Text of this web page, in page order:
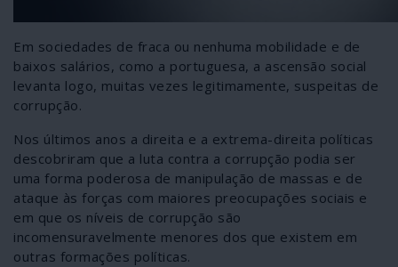
Em sociedades de fraca ou nenhuma mobilidade e de
baixos salários, como a portuguesa, a ascensão social
levanta logo, muitas vezes legitimamente, suspeitas de
corrupção.
Nos últimos anos a direita e a extrema-direita políticas
descobriram que a luta contra a corrupção podia ser
uma forma poderosa de manipulação de massas e de
ataque às forças com maiores preocupações sociais e
em que os níveis de corrupção são
incomensuravelmente menores dos que existem em
outras formações políticas.